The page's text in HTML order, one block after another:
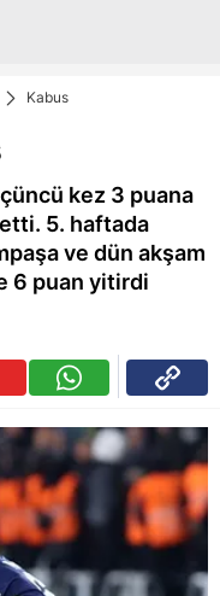
Kabus
kez 3 puana
5. haftada
ve dün akşam
6 puan yitirdi